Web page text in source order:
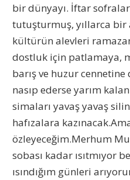
bir dünyayı. İftar
tutuşturmuş, yıllarca
kültürün alevleri
dostluk için patlamaya,
barış ve huzur
nasıp ederse yarım
simaları yavaş yavaş
hafızalara
özleyeceğim.Merhum
sobası kadar ısıtmıyor
ısındığım günleri